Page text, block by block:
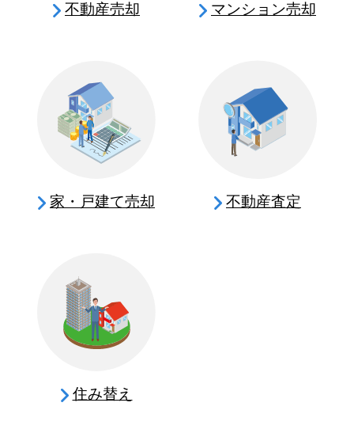
不動産売却 マンション売却
家・戸建て売却 不動産査定
住み替え